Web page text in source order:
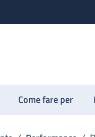
Come fare per